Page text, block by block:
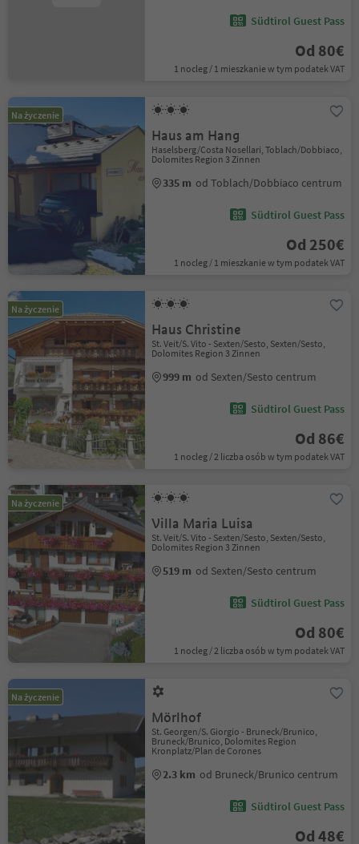
Südtirol Guest Pass
Od 80€
1 nocleg / 1 mieszkanie w tym podatek VAT
Na życzenie
Haus am Hang
Haselsberg/Costa Nosellari, Toblach/Dobbiaco,
Dolomites Region 3 Zinnen
335 m od Toblach/Dobbiaco centrum
Südtirol Guest Pass
Od 250€
1 nocleg / 1 mieszkanie w tym podatek VAT
Na życzenie
Haus Christine
St. Veit/S. Vito - Sexten/Sesto, Sexten/Sesto,
Dolomites Region 3 Zinnen
999 m od Sexten/Sesto centrum
Südtirol Guest Pass
Od 86€
1 nocleg / 2 liczba osób w tym podatek VAT
Na życzenie
Villa Maria Luisa
St. Veit/S. Vito - Sexten/Sesto, Sexten/Sesto,
Dolomites Region 3 Zinnen
519 m od Sexten/Sesto centrum
Südtirol Guest Pass
Od 80€
1 nocleg / 2 liczba osób w tym podatek VAT
Na życzenie
Mörlhof
St. Georgen/S. Giorgio - Bruneck/Brunico,
Bruneck/Brunico, Dolomites Region
Kronplatz/Plan de Corones
2.3 km od Bruneck/Brunico centrum
Südtirol Guest Pass
Od 48€